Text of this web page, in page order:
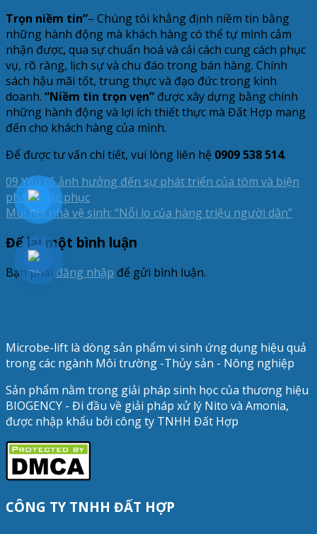
Trọn niềm tin”– Chúng tôi khẳng định niềm tin bằng
những hành động mà khách hàng có thể tự mình cảm
nhận được, qua sự chuẩn hoá và cải cách cung cách phục
vụ, rõ ràng, lịch sự và chu đáo trong bán hàng. Chính
sách hậu mãi tốt, trung thực và đạo đức trong kinh
doanh. “Niềm tin trọn vẹn” được xây dựng bằng chính
những hành động và lợi ích thiết thực mà Đất Hợp mang
đến cho khách hàng của mình.
Để được tư vấn chi tiết, vui lòng liên hệ 0909 538 514.
09 Yếu tố ảnh hưởng đến sự phát triển của tôm và biện
pháp khắc phục
Mùi hôi nhà vệ sinh: “Nỗi lo của hàng triệu người dân”
Để lại một bình luận
Bạn phải đăng nhập để gửi bình luận.
Microbe-lift là dòng sản phẩm vi sinh ứng dụng hiệu quả
trong các ngành Môi trường -Thủy sản - Nông nghiệp
Sản phẩm nằm trong giải pháp sinh học của thương hiệu
BIOGENCY - Đi đầu về giải pháp xử lý Nito và Amonia,
được nhập khẩu bởi công ty TNHH Đất Hợp
CÔNG TY TNHH ĐẤT HỢP